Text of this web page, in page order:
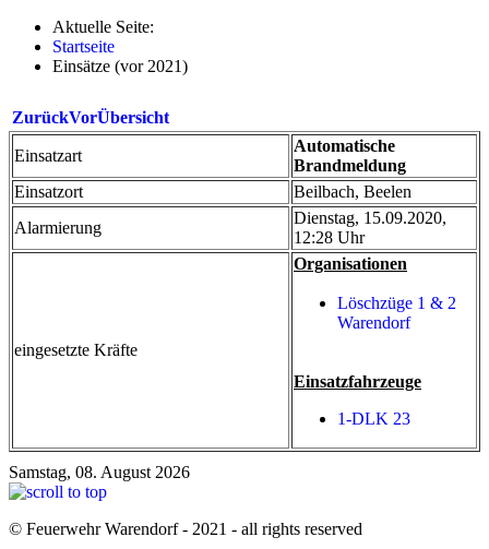
Aktuelle Seite:
Startseite
Einsätze (vor 2021)
ZurückVorÜbersicht
Einsatzart
Automatische
Brandmeldung
Einsatzort
Beilbach, Beelen
Alarmierung
Dienstag, 15.09.2020,
12:28 Uhr
eingesetzte Kräfte
Organisationen
Löschzüge 1 & 2
Warendorf
Einsatzfahrzeuge
1-DLK 23
Samstag, 08. August 2026
© Feuerwehr Warendorf - 2021 - all rights reserved